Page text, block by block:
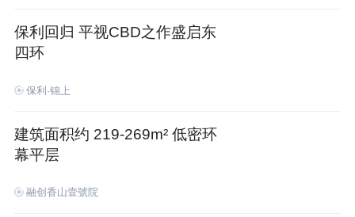
保利回归 平视CBD之作盛启东
四环
保利·锦上
建筑面积约 219-269m² 低密环
幕平层
融创香山壹號院